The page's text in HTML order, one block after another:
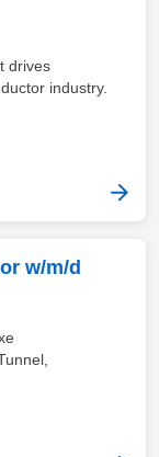
drives
industry.
w/m/d